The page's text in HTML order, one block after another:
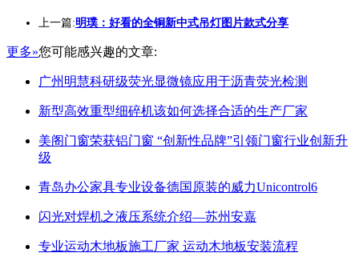
上一篇:明璞：好看的全铜新中式吊灯图片款式分享
更多»您可能感兴趣的文章:
广州明慧科研级荧光显微镜应用于沥青荧光检测
新型高效重型细碎机该如何选择合适的生产厂家
美阁门窗荣获铝门窗 “创新性品牌”引领门窗行业创新升
级
青岛办公家具专业设备德国原装的威力Unicontrol6
闪光对焊机之液压系统介绍—苏州安嘉
专业运动木地板施工厂家 运动木地板安装流程